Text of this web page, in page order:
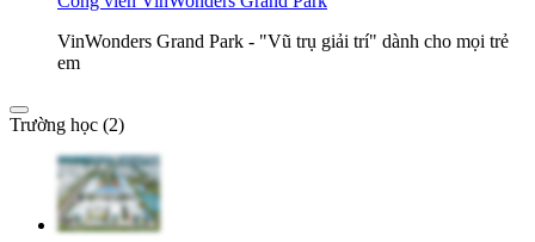
VinWonders Grand Park - "Vũ trụ giải trí" dành cho mọi trẻ
em
Trường học (2)